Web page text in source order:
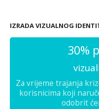
IZRADA VIZUALNOG
30%
Za vrijeme trajanja
korisnicima koji
odobrit